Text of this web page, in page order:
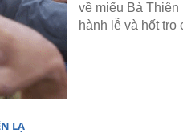
về miếu Bà
hành lễ và hốt tro
LẠ